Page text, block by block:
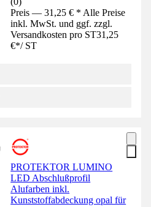
Preis — 31,25 € * Alle Preise
inkl. MwSt. und ggf. zzgl.
Versandkosten pro ST31,25
€*/ ST
PROTEKTOR LUMINO
LED Abschlußprofil
Alufarben inkl.
Kunststoffabdeckung opal für